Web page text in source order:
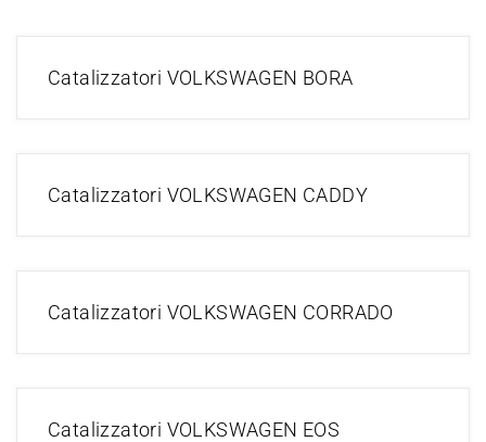
Catalizzatori VOLKSWAGEN BORA
Catalizzatori VOLKSWAGEN CADDY
Catalizzatori VOLKSWAGEN CORRADO
Catalizzatori VOLKSWAGEN EOS